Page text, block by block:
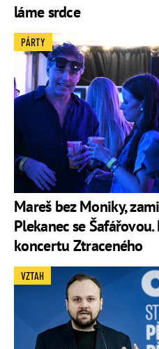
láme srdce
Mareš bez Moniky,
Plekanec se
koncertu Ztraceného
PÁRTY
VZTAH